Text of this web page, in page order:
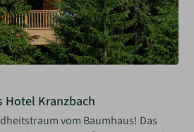
Hotel Kranzbach
vom Baumhaus! Das